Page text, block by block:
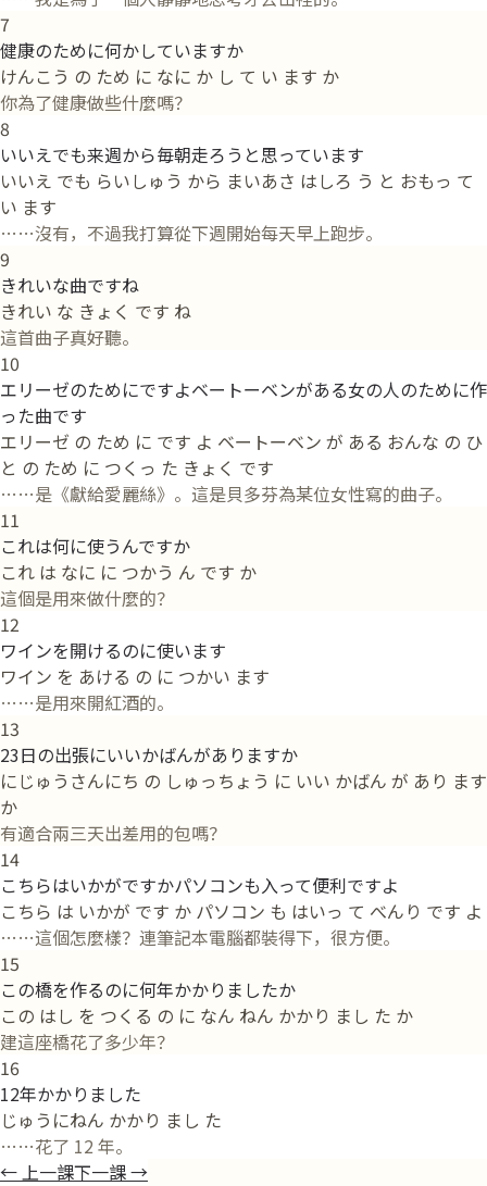
7
健康のために何かしていますか
けんこう の ため に なに か し て い ます か
你為了健康做些什麼嗎？
8
いいえでも来週から毎朝走ろうと思っています
いいえ でも らいしゅう から まいあさ はしろ う と おもっ て
い ます
……沒有，不過我打算從下週開始每天早上跑步。
9
きれいな曲ですね
きれい な きょく です ね
這首曲子真好聽。
10
エリーゼのためにですよベートーベンがある女の人のために作
った曲です
エリーゼ の ため に です よ ベートーベン が ある おんな の ひ
と の ため に つくっ た きょく です
……是《獻給愛麗絲》。這是貝多芬為某位女性寫的曲子。
11
これは何に使うんですか
これ は なに に つかう ん です か
這個是用來做什麼的？
12
ワインを開けるのに使います
ワイン を あける の に つかい ます
……是用來開紅酒的。
13
23日の出張にいいかばんがありますか
にじゅうさんにち の しゅっちょう に いい かばん が あり ます
か
有適合兩三天出差用的包嗎？
14
こちらはいかがですかパソコンも入って便利ですよ
こちら は いかが です か パソコン も はいっ て べんり です よ
……這個怎麼樣？連筆記本電腦都裝得下，很方便。
15
この橋を作るのに何年かかりましたか
この はし を つくる の に なん ねん かかり まし た か
建這座橋花了多少年？
16
12年かかりました
じゅうにねん かかり まし た
……花了 12 年。
←上一課下一課→